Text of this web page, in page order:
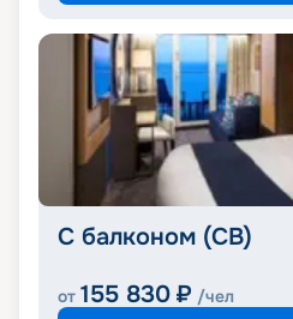
С балконом (CB)
от 155 830 ₽ /чел